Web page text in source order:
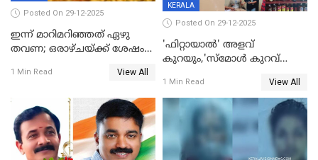
Posted On 29-12-2025
ഇന്ന് മാറിമറിഞ്ഞത് ഏഴു
തവണ; ഒരാഴ്ചയ്ക്ക് ശേഷം
1 Min Read View All
KERALA
Posted On 29-12-2025
'ഫിറ്റായാൽ' അളവ്
കുറയും,'സ്‌മോൾ കുറവ്
പിഴ
1 Min Read View All